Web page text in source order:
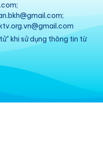
khi sử dụng thông tin từ